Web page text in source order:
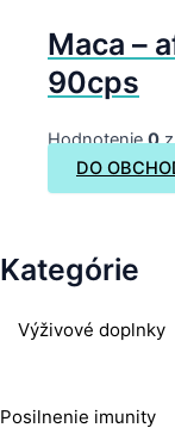
Kategórie
Výživové doplnky
Posilnenie imunity
Maca –
90cps
Hodnotenie0z
DO